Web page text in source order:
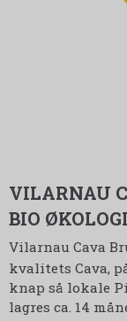
VILARNAU
BIO
Vilarnau Cava
kvalitets Cava,
knap så lokale
lagres ca. 14